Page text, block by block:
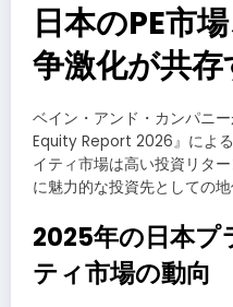
日本のPE市
争激化が共
ベイン・アンド・カンパニ
Equity Report 2026』によ
イティ市場は高い投資リタ
に魅力的な投資先としての地
2025年の日本プ
ティ市場の動向